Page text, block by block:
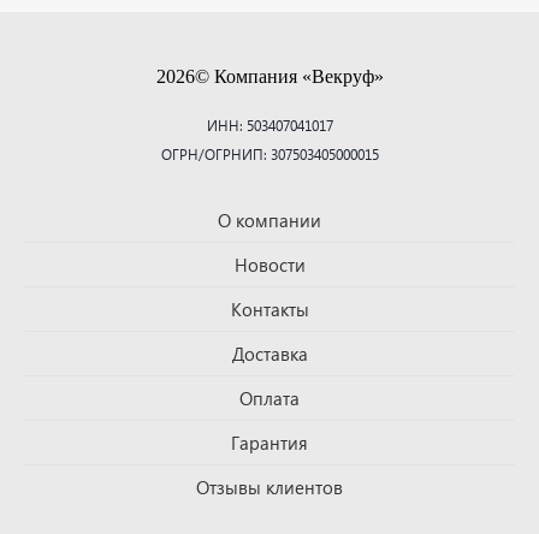
2026© Компания «Векруф»
ИНН: 503407041017
ОГРН/ОГРНИП: 307503405000015
О компании
Новости
Контакты
Доставка
Оплата
Гарантия
Отзывы клиентов